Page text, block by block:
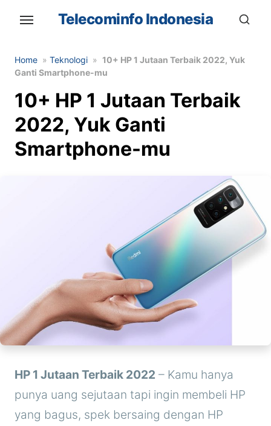
content
Telecominfo Indonesia
Home » Teknologi » 10+ HP 1 Jutaan Terbaik 2022, Yuk
Ganti Smartphone-mu
10+ HP 1 Jutaan Terbaik
2022, Yuk Ganti
Smartphone-mu
HP 1 Jutaan Terbaik 2022 – Kamu hanya
punya uang sejutaan tapi ingin membeli HP
yang bagus, spek bersaing dengan HP